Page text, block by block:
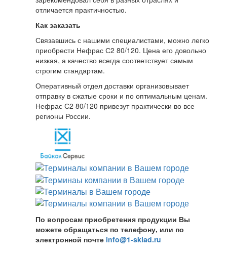
отличается практичностью.
Как заказать
Связавшись с нашими специалистами, можно легко
приобрести Нефрас С2 80/120. Цена его довольно
низкая, а качество всегда соответствует самым
строгим стандартам.
Оперативный отдел доставки организовывает
отправку в сжатые сроки и по оптимальным ценам.
Нефрас С2 80/120 привезут практически во все
регионы России.
По вопросам приобретения продукции Вы
можете обращаться по телефону, или по
электронной почте info@1-sklad.ru